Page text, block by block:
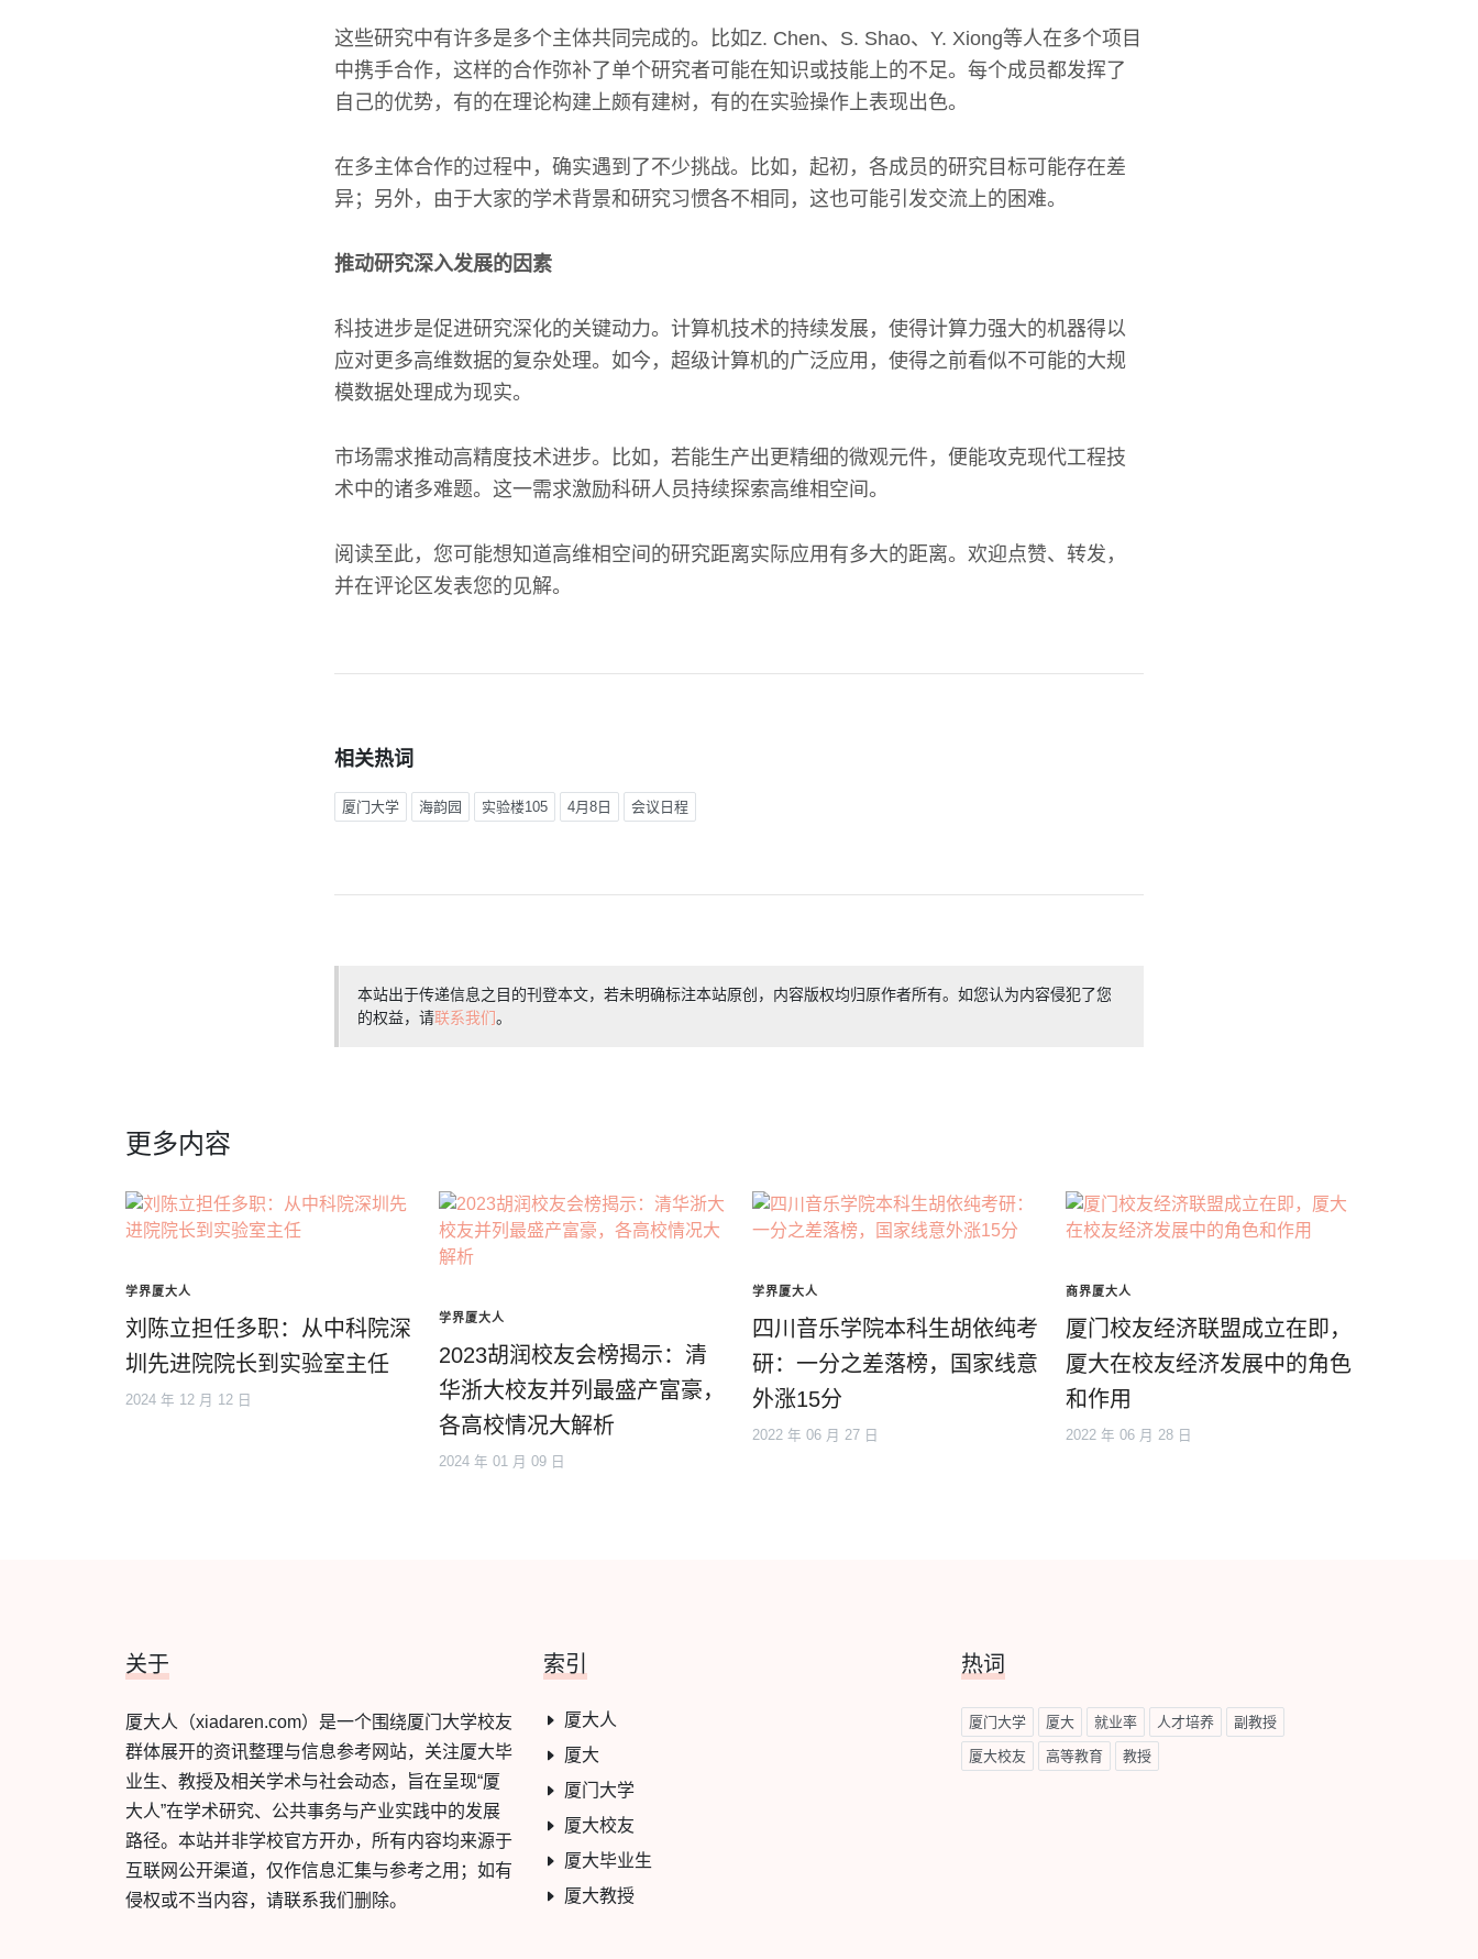
这些研究中有许多是多个主体共同完成的。比如Z. Chen、S. Shao、Y. Xiong等人在多个项目
中携手合作，这样的合作弥补了单个研究者可能在知识或技能上的不足。每个成员都发挥了
自己的优势，有的在理论构建上颇有建树，有的在实验操作上表现出色。
在多主体合作的过程中，确实遇到了不少挑战。比如，起初，各成员的研究目标可能存在差
异；另外，由于大家的学术背景和研究习惯各不相同，这也可能引发交流上的困难。
推动研究深入发展的因素
科技进步是促进研究深化的关键动力。计算机技术的持续发展，使得计算力强大的机器得以
应对更多高维数据的复杂处理。如今，超级计算机的广泛应用，使得之前看似不可能的大规
模数据处理成为现实。
市场需求推动高精度技术进步。比如，若能生产出更精细的微观元件，便能攻克现代工程技
术中的诸多难题。这一需求激励科研人员持续探索高维相空间。
阅读至此，您可能想知道高维相空间的研究距离实际应用有多大的距离。欢迎点赞、转发，
并在评论区发表您的见解。
相关热词
厦门大学 海韵园 实验楼105 4月8日 会议日程
本站出于传递信息之目的刊登本文，若未明确标注本站原创，内容版权均归原作者所有。如您认为内容侵犯了您
的权益，请联系我们。
更多内容
学界厦大人
刘陈立担任多职：从中科院深
圳先进院院长到实验室主任
2024 年 12 月 12 日
学界厦大人
2023胡润校友会榜揭示：清
华浙大校友并列最盛产富豪，
各高校情况大解析
2024 年 01 月 09 日
学界厦大人
四川音乐学院本科生胡依纯考
研：一分之差落榜，国家线意
外涨15分
2022 年 06 月 27 日
商界厦大人
厦门校友经济联盟成立在即，
厦大在校友经济发展中的角色
和作用
2022 年 06 月 28 日
关于
厦大人（xiadaren.com）是一个围绕厦门大学校友
群体展开的资讯整理与信息参考网站，关注厦大毕
业生、教授及相关学术与社会动态，旨在呈现“厦
大人”在学术研究、公共事务与产业实践中的发展
路径。本站并非学校官方开办，所有内容均来源于
互联网公开渠道，仅作信息汇集与参考之用；如有
侵权或不当内容，请联系我们删除。
索引
厦大人
厦大
厦门大学
厦大校友
厦大毕业生
厦大教授
热词
厦门大学 厦大 就业率 人才培养 副教授
厦大校友 高等教育 教授